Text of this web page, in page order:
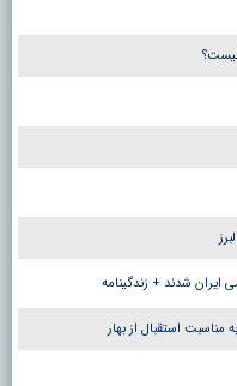
ایران شدند + زندگینامه
استقبال از بهار